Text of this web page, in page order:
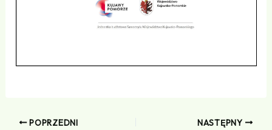
POPRZEDNI NASTĘPNY